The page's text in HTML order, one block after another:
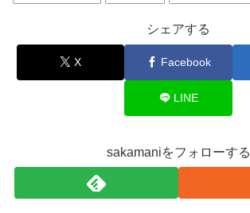
シェアする
X Facebook
LINE
sakamaniをフォローする